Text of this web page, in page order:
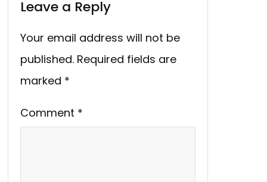
Leave a Reply
Your email address will not be
published. Required fields are
marked *
Comment *